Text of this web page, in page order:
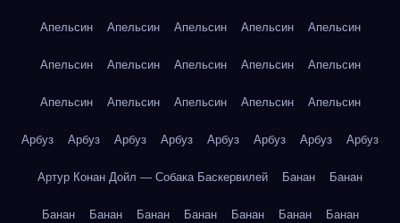
Апельсин Апельсин Апельсин Апельсин Апельсин
Апельсин Апельсин Апельсин Апельсин Апельсин
Апельсин Апельсин Апельсин Апельсин Апельсин
Арбуз Арбуз Арбуз Арбуз Арбуз Арбуз Арбуз Арбуз
Артур Конан Дойл — Собака Баскервилей Банан Банан
Банан Банан Банан Банан Банан Банан Банан